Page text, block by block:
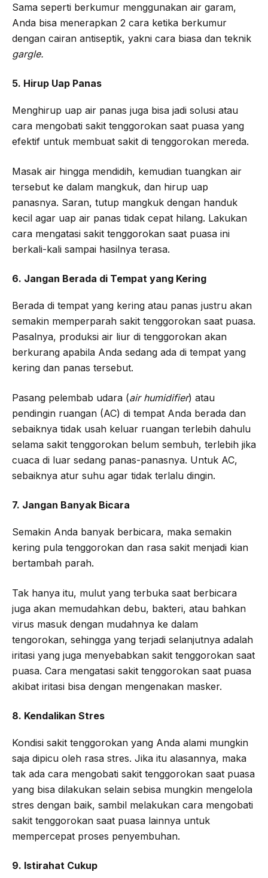
Sama seperti berkumur menggunakan air garam,
Anda bisa menerapkan 2 cara ketika berkumur
dengan cairan antiseptik, yakni cara biasa dan teknik
gargle.
5. Hirup Uap Panas
Menghirup uap air panas juga bisa jadi solusi atau
cara mengobati sakit tenggorokan saat puasa yang
efektif untuk membuat sakit di tenggorokan mereda.
Masak air hingga mendidih, kemudian tuangkan air
tersebut ke dalam mangkuk, dan hirup uap
panasnya. Saran, tutup mangkuk dengan handuk
kecil agar uap air panas tidak cepat hilang. Lakukan
cara mengatasi sakit tenggorokan saat puasa ini
berkali-kali sampai hasilnya terasa.
6. Jangan Berada di Tempat yang Kering
Berada di tempat yang kering atau panas justru akan
semakin memperparah sakit tenggorokan saat puasa.
Pasalnya, produksi air liur di tenggorokan akan
berkurang apabila Anda sedang ada di tempat yang
kering dan panas tersebut.
Pasang pelembab udara (air humidifier) atau
pendingin ruangan (AC) di tempat Anda berada dan
sebaiknya tidak usah keluar ruangan terlebih dahulu
selama sakit tenggorokan belum sembuh, terlebih jika
cuaca di luar sedang panas-panasnya. Untuk AC,
sebaiknya atur suhu agar tidak terlalu dingin.
7. Jangan Banyak Bicara
Semakin Anda banyak berbicara, maka semakin
kering pula tenggorokan dan rasa sakit menjadi kian
bertambah parah.
Tak hanya itu, mulut yang terbuka saat berbicara
juga akan memudahkan debu, bakteri, atau bahkan
virus masuk dengan mudahnya ke dalam
tengorokan, sehingga yang terjadi selanjutnya adalah
iritasi yang juga menyebabkan sakit tenggorokan saat
puasa. Cara mengatasi sakit tenggorokan saat puasa
akibat iritasi bisa dengan mengenakan masker.
8. Kendalikan Stres
Kondisi sakit tenggorokan yang Anda alami mungkin
saja dipicu oleh rasa stres. Jika itu alasannya, maka
tak ada cara mengobati sakit tenggorokan saat puasa
yang bisa dilakukan selain sebisa mungkin mengelola
stres dengan baik, sambil melakukan cara mengobati
sakit tenggorokan saat puasa lainnya untuk
mempercepat proses penyembuhan.
9. Istirahat Cukup